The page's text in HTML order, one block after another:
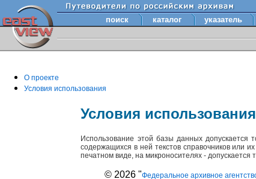
поиск каталог указатель
О проекте
Условия использования
Условия использования
Использование этой базы данных
содержащихся в ней текстов справочников или
печатном виде, на микроносителях - допускается
© 2026 "Федеральное архивное